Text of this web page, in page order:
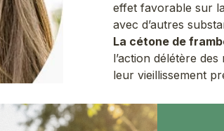
effet favorable sur
avec d’autres
La cétone de
l’action délétère
leur vieillissement